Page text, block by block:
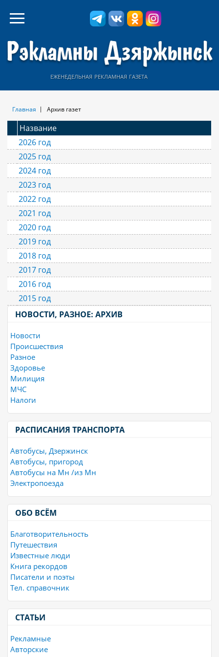
еженедельная рекламная газета
Главная Архив газет
Название
2026 год
2025 год
2024 год
2023 год
2022 год
2021 год
2020 год
2019 год
2018 год
2017 год
2016 год
2015 год
НОВОСТИ, РАЗНОЕ: АРХИВ
Новости
Происшествия
Разное
Здоровье
Милиция
МЧС
Налоги
РАСПИСАНИЯ ТРАНСПОРТА
Автобусы, Дзержинск
Автобусы, пригород
Автобусы на Мн /из Мн
Электропоезда
ОБО ВСЁМ
Благотворительность
Путешествия
Известные люди
Книга рекордов
Писатели и поэты
Тел. справочник
СТАТЬИ
Рекламные
Авторские